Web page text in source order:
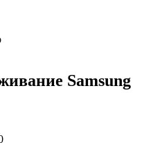
Samsung